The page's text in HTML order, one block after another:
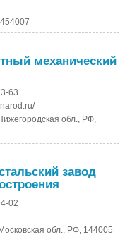
механический
63
обл., РФ,
завод
02
обл., РФ, 144005